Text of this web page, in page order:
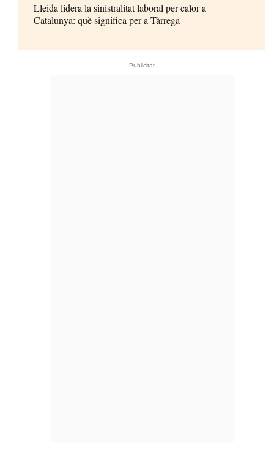
Lleida lidera la sinistralitat laboral per calor a
Catalunya: què significa per a Tàrrega
- Publicitat -